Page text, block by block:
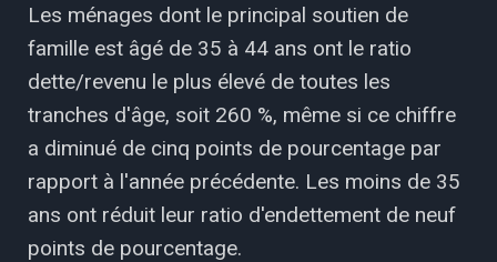
Les ménages dont le principal soutien de
famille est âgé de 35 à 44 ans ont le ratio
dette/revenu le plus élevé de toutes les
tranches d'âge, soit 260 %, même si ce chiffre
a diminué de cinq points de pourcentage par
rapport à l'année précédente. Les moins de 35
ans ont réduit leur ratio d'endettement de neuf
points de pourcentage.